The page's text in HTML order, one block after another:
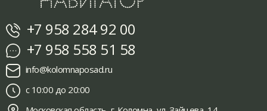
+7 958 284 92 00
+7 958 558 51 58
info@kolomnaposad.ru
с 10:00 до 20:00